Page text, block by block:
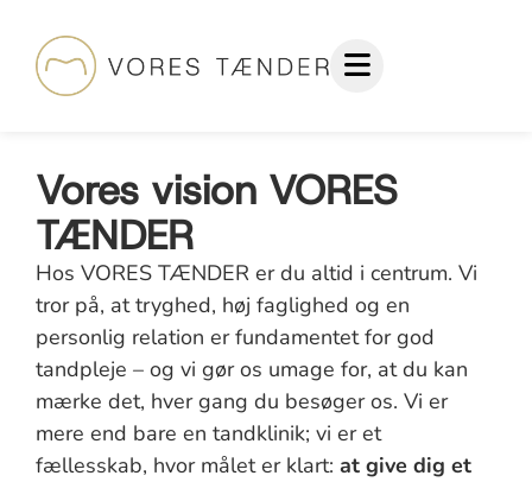
Vores vision VORES
TÆNDER
Hos VORES TÆNDER er du altid i centrum. Vi
tror på, at tryghed, høj faglighed og en
personlig relation er fundamentet for god
tandpleje – og vi gør os umage for, at du kan
mærke det, hver gang du besøger os. Vi er
mere end bare en tandklinik; vi er et
fællesskab, hvor målet er klart: at give dig et